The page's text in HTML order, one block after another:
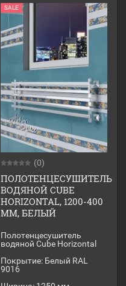
SALE
(0)
ПОЛОТЕНЦЕСУШИТЕЛЬ
ВОДЯНОЙ CUBE
HORIZONTAL, 1200-400
ММ, БЕЛЫЙ
Полотенцесушитель
водяной Cube Horizontal
Покрытие: Белый RAL
9016